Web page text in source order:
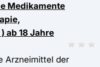
Medikamente
ab 18 Jahre
Arzneimittel der